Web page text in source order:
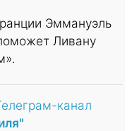
Эммануэль
Ливану
канал